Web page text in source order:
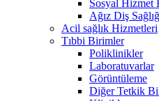
Sosyal Hizmet
Ağız Diş
Acil sağlık Hizmetleri
Tıbbi Birimler
Poliklinikler
Laboratuvarlar
Görüntüleme
Diğer Tetkik